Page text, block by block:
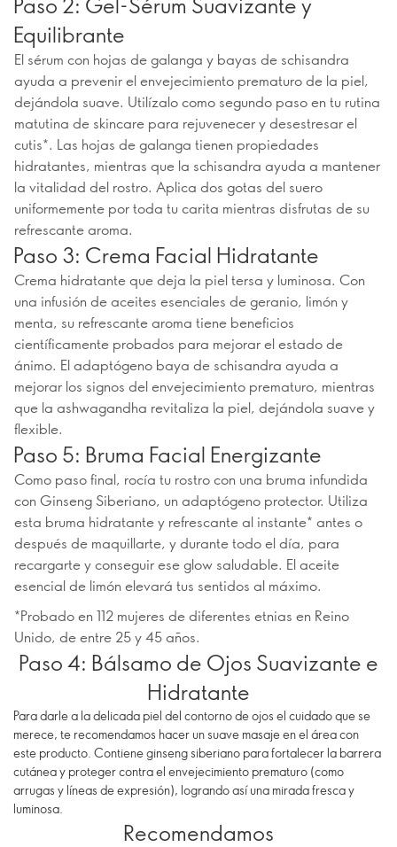
Equilibrante
El sérum con hojas de galanga y bayas de schisandra
ayuda a prevenir el envejecimiento prematuro de la piel,
dejándola suave. Utilízalo como segundo paso en tu rutina
matutina de skincare para rejuvenecer y desestresar el
cutis*. Las hojas de galanga tienen propiedades
hidratantes, mientras que la schisandra ayuda a mantener
la vitalidad del rostro. Aplica dos gotas del suero
uniformemente por toda tu carita mientras disfrutas de su
refrescante aroma.
Paso 3: Crema Facial Hidratante
Crema hidratante que deja la piel tersa y luminosa. Con
una infusión de aceites esenciales de geranio, limón y
menta, su refrescante aroma tiene beneficios
científicamente probados para mejorar el estado de
ánimo. El adaptógeno baya de schisandra ayuda a
mejorar los signos del envejecimiento prematuro, mientras
que la ashwagandha revitaliza la piel, dejándola suave y
flexible.
Paso 5: Bruma Facial Energizante
Como paso final, rocía tu rostro con una bruma infundida
con Ginseng Siberiano, un adaptógeno protector. Utiliza
esta bruma hidratante y refrescante al instante* antes o
después de maquillarte, y durante todo el día, para
recargarte y conseguir ese glow saludable. El aceite
esencial de limón elevará tus sentidos al máximo.
*Probado en 112 mujeres de diferentes etnias en Reino
Unido, de entre 25 y 45 años.
Paso 4: Bálsamo de Ojos Suavizante e
Hidratante
Para darle a la delicada piel del contorno de ojos el cuidado que se
merece, te recomendamos hacer un suave masaje en el área con
este producto. Contiene ginseng siberiano para fortalecer la barrera
cutánea y proteger contra el envejecimiento prematuro (como
arrugas y líneas de expresión), logrando así una mirada fresca y
luminosa.
Recomendamos